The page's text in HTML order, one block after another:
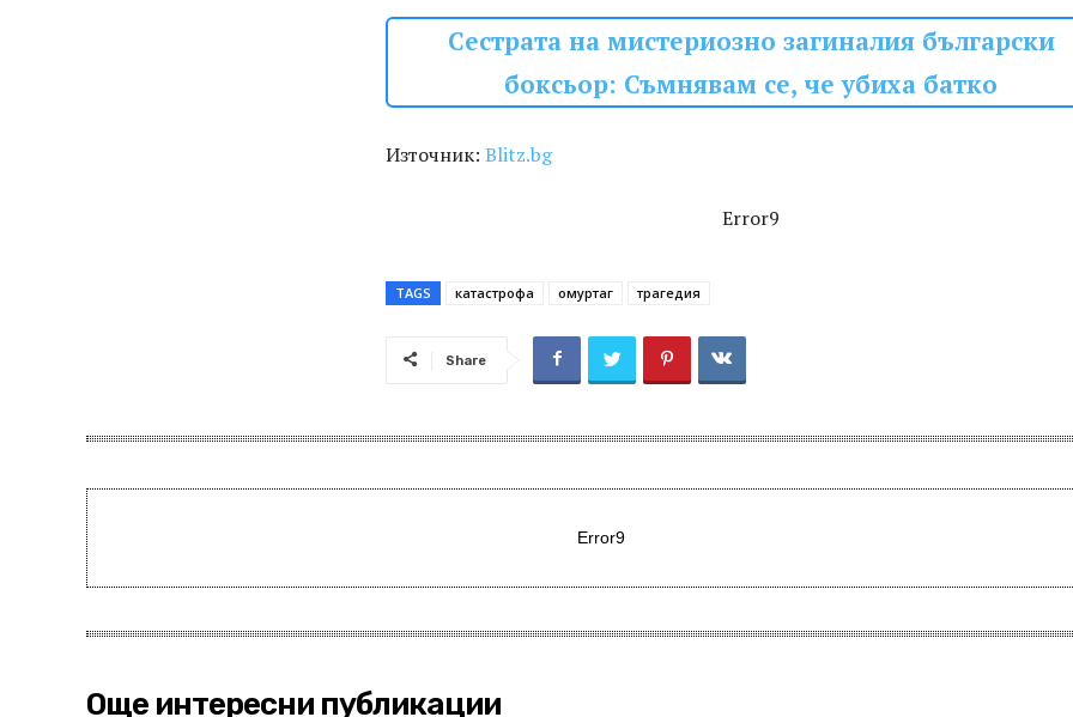
Сестрата на мистериозно загиналия български
боксьор: Съмнявам се, че убиха батко
Източник: Blitz.bg
Error9
TAGS катастрофа омуртаг трагедия
Share
Error9
Още интересни публикации